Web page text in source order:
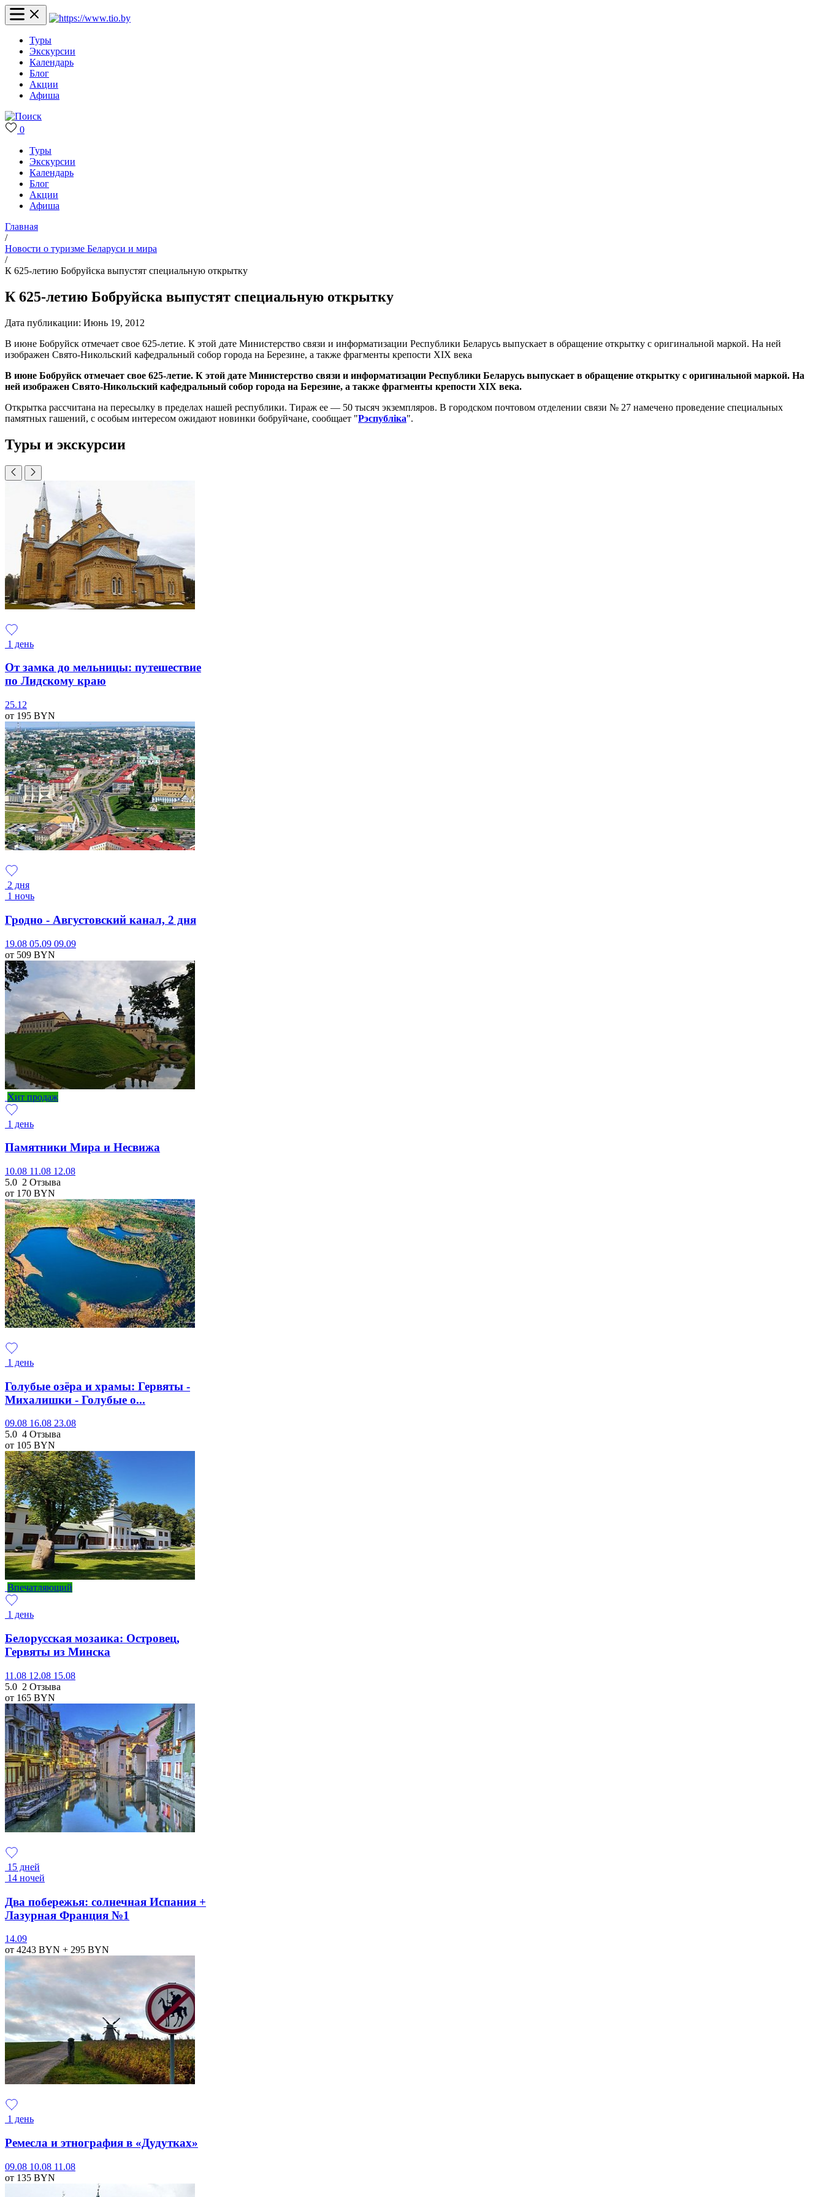
Туры
Экскурсии
Календарь
Блог
Акции
Афиша
0
Туры
Экскурсии
Календарь
Блог
Акции
Афиша
Главная
/
Новости о туризме Беларуси и мира
/
К 625-летию Бобруйска выпустят специальную открытку
К 625-летию Бобруйска выпустят специальную открытку
Дата публикации: Июнь 19, 2012
В июне Бобруйск отмечает свое 625-летие. К этой дате Министерство связи и информатизации Республики Беларусь выпускает в обращение открытку с оригинальной маркой. На ней
изображен Свято-Никольский кафедральный собор города на Березине, а также фрагменты крепости XIX века
В июне Бобруйск отмечает свое 625-летие. К этой дате Министерство связи и информатизации Республики Беларусь выпускает в обращение открытку с оригинальной маркой. На
ней изображен Свято-Никольский кафедральный собор города на Березине, а также фрагменты крепости XIX века.
Открытка рассчитана на пересылку в пределах нашей республики. Тираж ее — 50 тысяч экземпляров. В городском почтовом отделении связи № 27 намечено проведение специальных
памятных гашений, с особым интересом ожидают новинки бобруйчане, сообщает "Рэспублiка".
Туры и экскурсии
1 день
От замка до мельницы: путешествие
по Лидскому краю
25.12
от 195 BYN
2 дня
1 ночь
Гродно - Августовский канал, 2 дня
19.08 05.09 09.09
от 509 BYN
Хит продаж
1 день
Памятники Мира и Несвижа
10.08 11.08 12.08
5.0 2 Отзыва
от 170 BYN
1 день
Голубые озёра и храмы: Гервяты -
Михалишки - Голубые о...
09.08 16.08 23.08
5.0 4 Отзыва
от 105 BYN
Впечатляющий
1 день
Белорусская мозаика: Островец,
Гервяты из Минска
11.08 12.08 15.08
5.0 2 Отзыва
от 165 BYN
15 дней
14 ночей
Два побережья: солнечная Испания +
Лазурная Франция №1
14.09
от 4243 BYN + 295 BYN
1 день
Ремесла и этнография в «Дудутках»
09.08 10.08 11.08
от 135 BYN